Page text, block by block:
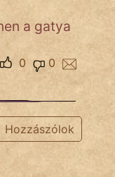
a gatya
0
0
Hozzászólok